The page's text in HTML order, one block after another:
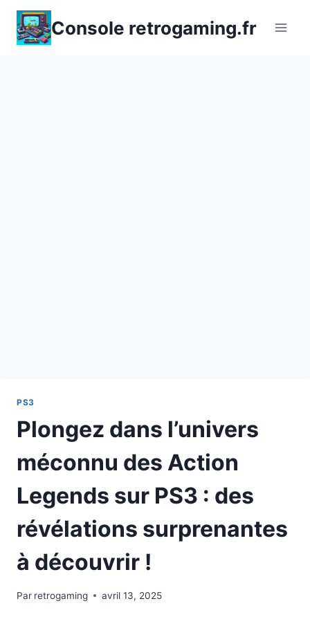
Aller
contenu
Console retrogaming.fr
PS3
Plongez dans l’univers
méconnu des Action
Legends sur PS3 : des
révélations surprenantes
à découvrir !
Par retrogaming avril 13, 2025